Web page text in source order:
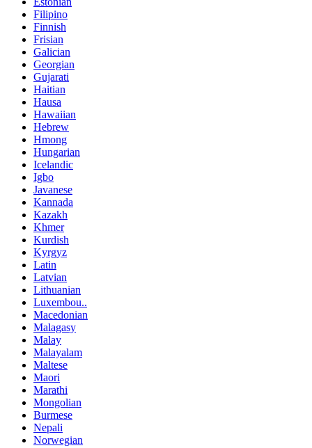
Filipino
Finnish
Frisian
Galician
Georgian
Gujarati
Haitian
Hausa
Hawaiian
Hebrew
Hmong
Hungarian
Icelandic
Igbo
Javanese
Kannada
Kazakh
Khmer
Kurdish
Kyrgyz
Latin
Latvian
Lithuanian
Luxembou..
Macedonian
Malagasy
Malay
Malayalam
Maltese
Maori
Marathi
Mongolian
Burmese
Nepali
Norwegian